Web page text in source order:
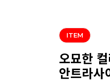
ITEM
오묘한
안트라